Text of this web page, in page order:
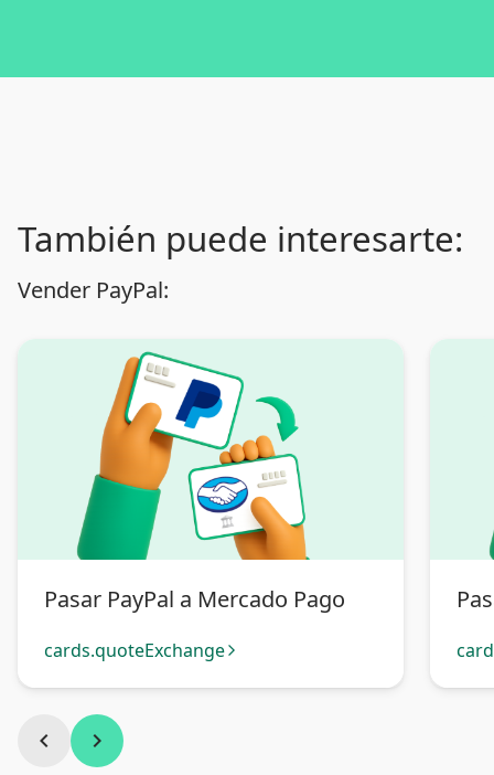
También puede interesarte:
Vender PayPal:
Pasar PayPal a Mercado Pago
cards.quoteExchange arrow_forward_ios
chevron_left chevron_right